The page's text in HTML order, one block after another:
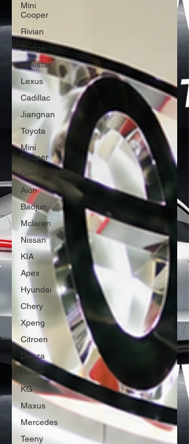
Mini
Cooper
Rivian
Dodge
Polestar
Lexus
Cadillac
Jiangnan
Toyota
Mini
Cooper
Genesis
Aion
Baojun
Mclaren
Nissan
KIA
Apex
Hyundai
Chery
Xpeng
Citroen
Denza
Rivian
KG
Maxus
Mercedes
Teeny